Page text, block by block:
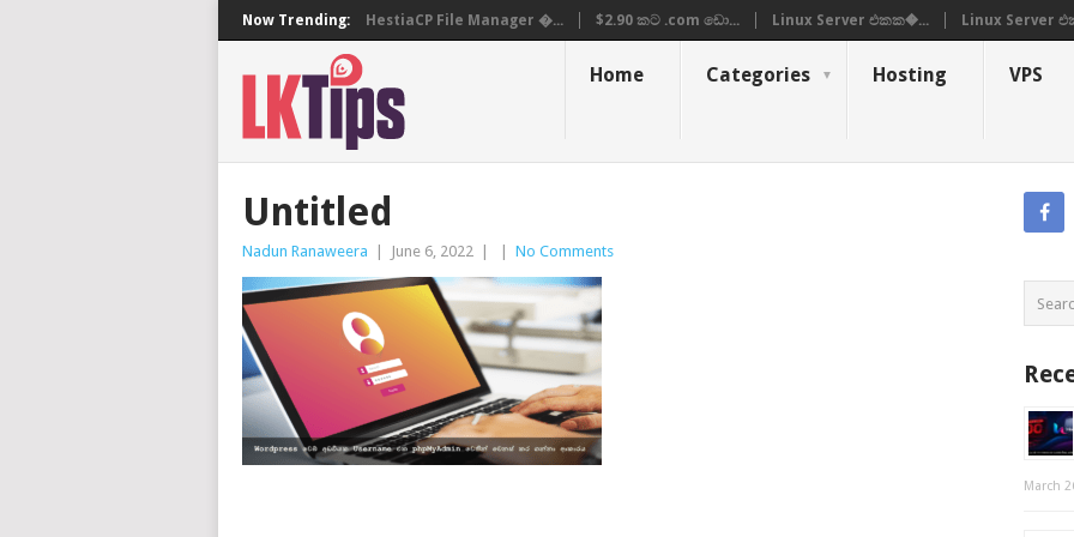
Now Trending: HestiaCP File Manager �... $2.90 කට .com ඩො... Linux Server එකක�... Linux Server
Home Categories Hosting VPS
Untitled
Nadun Ranaweera June 6, 2022 No Comments
March